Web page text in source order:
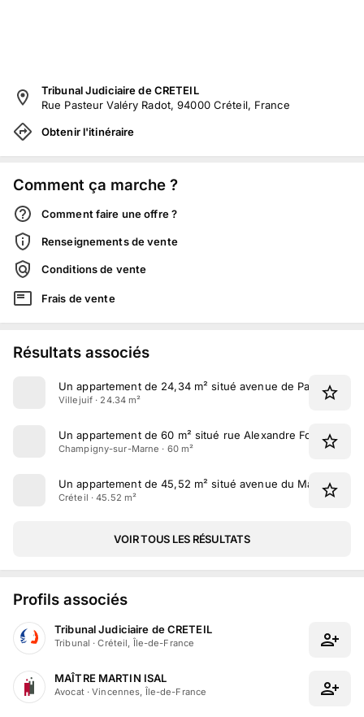
Tribunal Judiciaire de CRETEIL
Rue Pasteur Valéry Radot, 94000 Créteil, France
Obtenir l'itinéraire
Comment ça marche ?
Comment faire une offre ?
Renseignements de vente
Conditions de vente
Frais de vente
Résultats associés
Un appartement de 24,34 m² situé avenue de Paris à
Villejuif · 24.34 m²
Un appartement de 60 m² situé rue Alexandre Fourny à
Champigny-sur-Marne · 60 m²
Un appartement de 45,52 m² situé avenue du Maréchal
Créteil · 45.52 m²
VOIR TOUS LES RÉSULTATS
Profils associés
Tribunal Judiciaire de CRETEIL
Tribunal ·Créteil, Île-de-France
MAÎTRE MARTIN ISAL
Avocat·Vincennes, Île-de-France